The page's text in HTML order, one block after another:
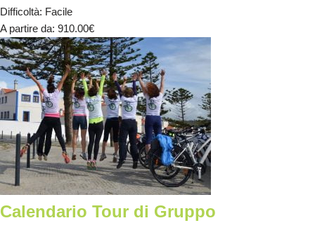
Difficoltà: Facile
A partire da: 910.00€
Calendario Tour di Gruppo